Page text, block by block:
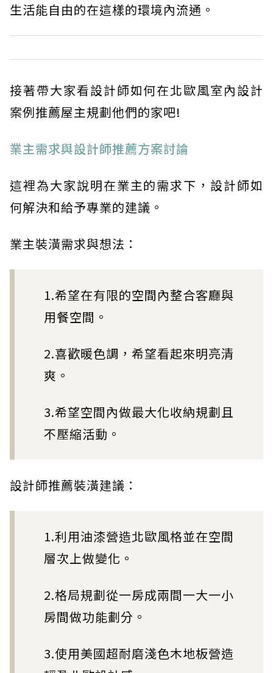
生活能自由的在這樣的環境內流通。
接著帶大家看設計師如何在北歐風室內設計
案例推薦屋主規劃他們的家吧!
業主需求與設計師推薦方案討論
這裡為大家說明在業主的需求下，設計師如
何解決和給予專業的建議。
業主裝潢需求與想法：
1.希望在有限的空間內整合客廳與
用餐空間。
2.喜歡暖色調，希望看起來明亮清
爽。
3.希望空間內做最大化收納規劃且
不壓縮活動。
設計師推薦裝潢建議：
1.利用油漆營造北歐風格並在空間
層次上做變化。
2.格局規劃從一房成兩間一大一小
房間做功能劃分。
3.使用美國超耐磨淺色木地板營造